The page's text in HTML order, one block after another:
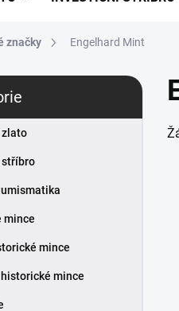
značky Engelhard Mint
zlato
stříbro
mince
mince
mince